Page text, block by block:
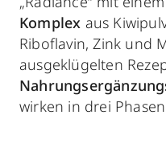
Komplex aus
Riboflavin, Zink und
ausgeklügelten
wirken in drei